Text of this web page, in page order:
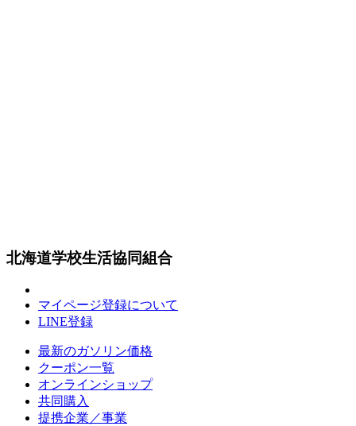
北海道学校生活協同組合
マイページ登録について
LINE登録
最新のガソリン価格
クーポン一覧
オンラインショップ
共同購入
提携企業／事業